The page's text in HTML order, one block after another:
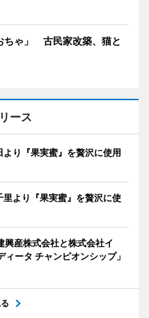
ちゃ」 古民家改築、猫と
ース
り『果実蜜』を贅沢に使用
より『果実蜜』を贅沢に使
産株式会社と株式会社イ
ータ チャンピオンシップ」